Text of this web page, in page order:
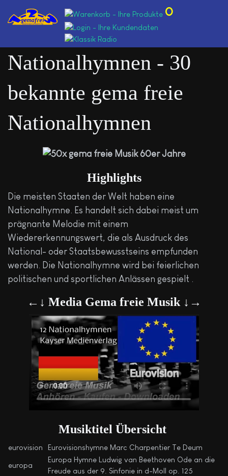
0
Nationalhymnen - 30
bekannte gema freie
Nationalhymnen
Highlights
Die meisten Staaten der Welt haben eine
Nationalhymne. Es handelt sich dabei meist um
prägnante Melodie mit einem
Wiedererkennungswert, die als Ausdruck des
National- oder Staatsbewusstseins empfunden
werden. Die Nationalhymne wird bei feierlichen
politischen und sportlichen Anlässen gespielt .
←↓ Media Gema freie Musik ↓→
Musiktitel Übersicht
eurovision Eurovisionshymne Marc Charpentier Te Deum
europa
Europa Hymne Ludwig van Beethoven Ode an die
Freude aus der 9. Sinfonie in d-Moll op. 125